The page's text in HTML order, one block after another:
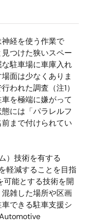
経を使う作業で
つけた狭いスペー
駐車場に車庫入れ
面は少なくありま
われた調査（注1）
を極端に嫌がって
には「パラレルフ
まで付けられてい
）技術を有する
軽減することを目指
可能とする技術を開
雑した場所や区画
できる駐車支援シ